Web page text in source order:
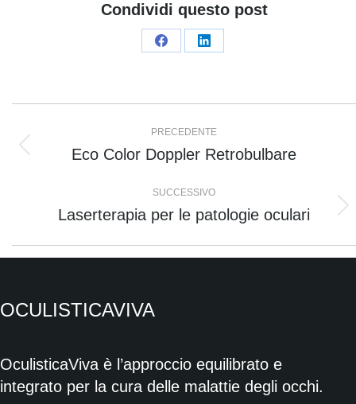
Condividi questo post
CondividiCondividi
tra
post
PRECEDENTE
Post
Eco Color Doppler Retrobulbare
SUCCESSIVO
Prossimo
Laserterapia per le patologie oculari
OCULISTICAVIVA
OculisticaViva è l’approccio equilibrato e
integrato per la cura delle malattie degli occhi.